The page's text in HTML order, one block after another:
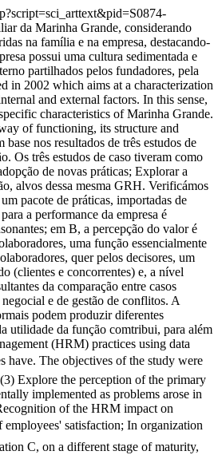
da Marinha Grande, considerando
na família e na empresa, destacando-
possui uma cultura sedimentada e
partilhados pelos fundadores, pela
in 2002 which aims at a characterization
and external factors. In this sense,
characteristics of Marinha Grande.
of functioning, its structure and
base nos resultados de três estudos de
Os três estudos de caso tiveram como
de novas práticas; Explorar a
alvos dessa mesma GRH. Verificámos
pacote de práticas, importadas de
a performance da empresa é
em B, a percepção do valor é
uma função essencialmente
quer pelos decisores, um
(clientes e concorrentes) e, a nível
da comparação entre casos
e de gestão de conflitos. A
podem produzir diferentes
utilidade da função comtribui, para além
(HRM) practices using data
have. The objectives of the study were
Explore the perception of the primary
implemented as problems arose in
of the HRM impact on
satisfaction; In organization
C, on a different stage of maturity,